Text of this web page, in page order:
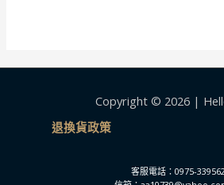
在
Copyright © 2026 |
退換貨政策
客服電話：0975-